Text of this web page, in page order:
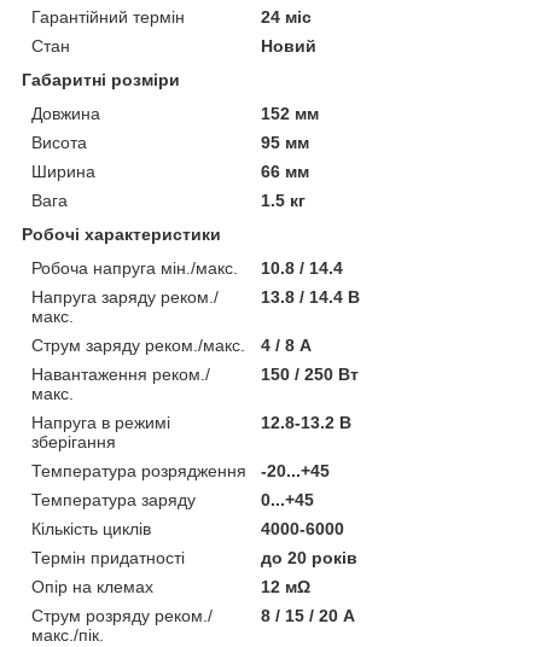
Гарантійний термін
24 міс
Стан
Новий
Габаритні розміри
Довжина
152 мм
Висота
95 мм
Ширина
66 мм
Вага
1.5 кг
Робочі характеристики
Робоча напруга мін./макс.
10.8 / 14.4
Напруга заряду реком./
макс.
13.8 / 14.4 В
Струм заряду реком./макс.
4 / 8 А
Навантаження реком./
макс.
150 / 250 Вт
Напруга в режимі
зберігання
12.8-13.2 В
Температура розрядження
-20...+45
Температура заряду
0...+45
Кількість циклів
4000-6000
Термін придатності
до 20 років
Опір на клемах
12 мΩ
Струм розряду реком./
макс./пік.
8 / 15 / 20 А